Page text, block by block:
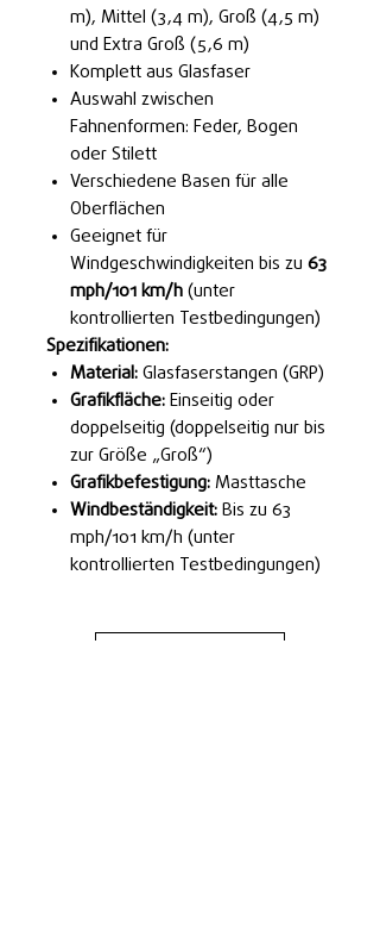
m), Mittel (3,4 m), Groß (4,5 m)
und Extra Groß (5,6 m)
Komplett aus Glasfaser
Auswahl zwischen
Fahnenformen: Feder, Bogen
oder Stilett
Verschiedene Basen für alle
Oberflächen
Geeignet für
Windgeschwindigkeiten bis zu 63
mph/101 km/h (unter
kontrollierten Testbedingungen)
Spezifikationen:
Material: Glasfaserstangen (GRP)
Grafikfläche: Einseitig oder
doppelseitig (doppelseitig nur bis
zur Größe „Groß“)
Grafikbefestigung: Masttasche
Windbeständigkeit: Bis zu 63
mph/101 km/h (unter
kontrollierten Testbedingungen)